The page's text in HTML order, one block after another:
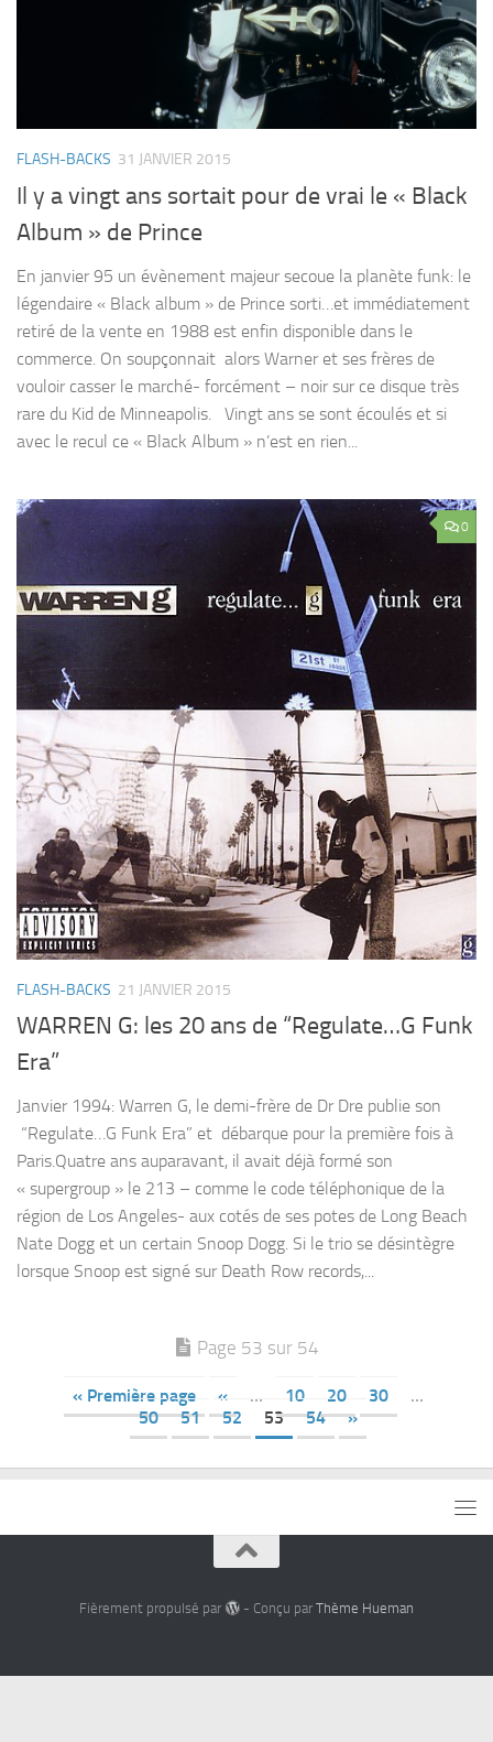
FLASH-BACKS 31 JANVIER 2015
Il y a vingt ans sortait pour de vrai le « Black
Album » de Prince
En janvier 95 un évènement majeur secoue la planète funk: le
légendaire « Black album » de Prince sorti…et immédiatement
retiré de la vente en 1988 est enfin disponible dans le
commerce. On soupçonnait alors Warner et ses frères de
vouloir casser le marché- forcément – noir sur ce disque très
rare du Kid de Minneapolis. Vingt ans se sont écoulés et si
avec le recul ce « Black Album » n’est en rien...
0
FLASH-BACKS 21 JANVIER 2015
WARREN G: les 20 ans de “Regulate…G Funk
Era”
Janvier 1994: Warren G, le demi-frère de Dr Dre publie son
“Regulate…G Funk Era” et débarque pour la première fois à
Paris.Quatre ans auparavant, il avait déjà formé son
« supergroup » le 213 – comme le code téléphonique de la
région de Los Angeles- aux cotés de ses potes de Long Beach
Nate Dogg et un certain Snoop Dogg. Si le trio se désintègre
lorsque Snoop est signé sur Death Row records,...
Page 53 sur 54
« Première page « … 10 20 30
…
50
51 52 53 54 »
Fièrement propulsé par - Conçu par Thème Hueman